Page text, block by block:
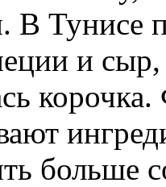
В Тунисе
и
больше